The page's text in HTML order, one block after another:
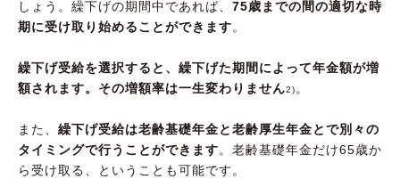
しょう。繰下げの期間中であれば、 75歳までの間の適切な時
期に受け取り始めることができます。
繰下げ受給を選択すると、繰下げた期間によって年金額が増
額されます。その増額率は一生変わりません2)。
また、 繰下げ受給は老齢基礎年金と老齢厚生年金とで別々の
タイミングで行うことができます。老齢基礎年金だけ65歳か
ら受け取る、ということも可能です。